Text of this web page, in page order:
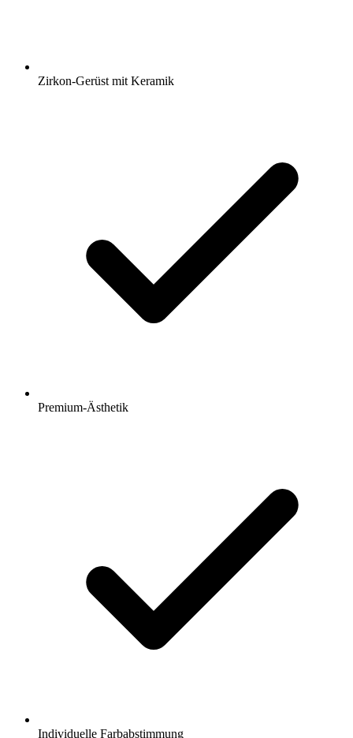
Zirkon-Gerüst mit Keramik
Premium-Ästhetik
Individuelle Farbabstimmung